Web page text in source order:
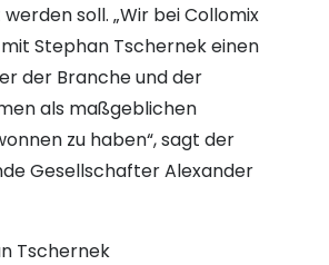
soll. „Wir bei Collomix
Stephan Tschernek einen
der Branche und der
als maßgeblichen
zu haben“, sagt der
Gesellschafter Alexander
Tschernek